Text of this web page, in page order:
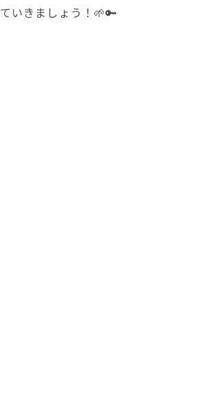
いきましょう！🌱🔑